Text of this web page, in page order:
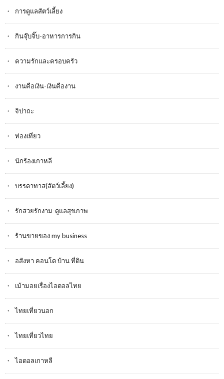
การดูแลสัตว์เลี้ยง
กินจุ๊บจิ๊บ-อาหารการกิน
ความรักและครอบครัว
งานคือเงิน-เงินคืองาน
จิปาถะ
ท่องเที่ยว
นักร้องเกาหลี
บรรดาทาส(สัตว์เลี้ยง)
รักสวยรักงาม-ดูแลสุขภาพ
ร้านขายของ my business
อสังหา คอนโด บ้าน ที่ดิน
เม้ามอยเรื่องไอดอลไทย
ไทยเที่ยวนอก
ไทยเที่ยวไทย
ไอดอลเกาหลี